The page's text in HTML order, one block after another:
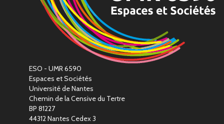
ESO - UMR 6590
Espaces et Sociétés
Université de Nantes
Chemin de la Censive du Tertre
BP 81227
44312 Nantes Cedex 3